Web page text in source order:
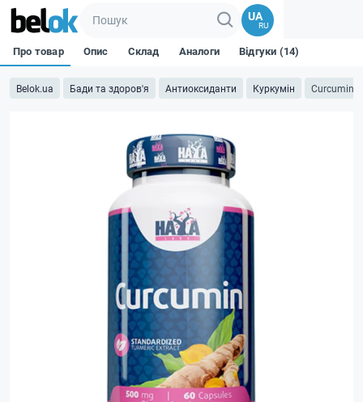
UA
RU
Belok.ua Бади та здоров'я Антиоксиданти Куркумін Curcumin /
Про товар Опис Склад Аналоги Відгуки (14)